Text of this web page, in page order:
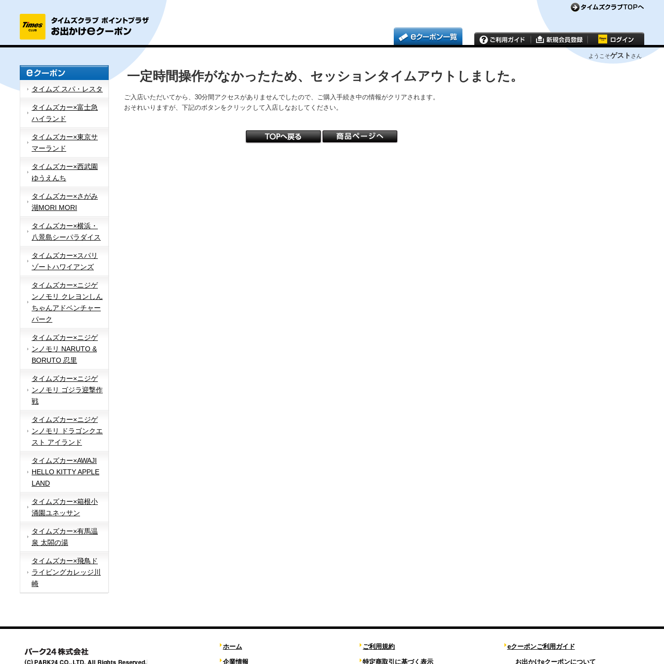
ようこそゲスト さん
タイムズ スパ・レスタ
タイムズカー×富士急
ハイランド
タイムズカー×東京サ
マーランド
タイムズカー×西武園
ゆうえんち
タイムズカー×さがみ
湖MORI MORI
タイムズカー×横浜・
八景島シーパラダイス
タイムズカー×スパリ
ゾートハワイアンズ
タイムズカー×ニジゲ
ンノモリ クレヨンしん
ちゃんアドベンチャー
パーク
タイムズカー×ニジゲ
ンノモリ NARUTO &
BORUTO 忍里
タイムズカー×ニジゲ
ンノモリ ゴジラ迎撃作
戦
タイムズカー×ニジゲ
ンノモリ ドラゴンクエ
スト アイランド
タイムズカー×AWAJI
HELLO KITTY APPLE
LAND
タイムズカー×箱根小
涌園ユネッサン
タイムズカー×有馬温
泉 太閤の湯
タイムズカー×飛鳥ド
ライビングカレッジ川
崎
一定時間操作がなかったため、セッションタイムアウトしました。
ご入店いただいてから、30分間アクセスがありませんでしたので、ご購入手続き中の情報がクリアされます。
おそれいりますが、下記のボタンをクリックして入店しなおしてください。
ホーム
企業情報
ご利用規約
特定商取引に基づく表示
eクーポンご利用ガイド
お出かけeクーポンについて